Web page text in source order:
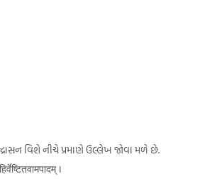
વિશે નીચે પ્રમાણે ઉલ્લેખ જોવા મળે છે.
।